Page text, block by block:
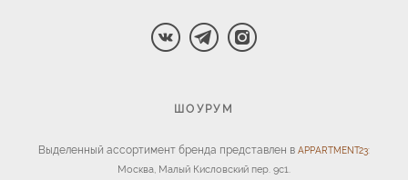
ШОУРУМ
Выделенный ассортимент бренда представлен в APPARTMENT23:
Москва, Малый Кисловский пер. 9с1.